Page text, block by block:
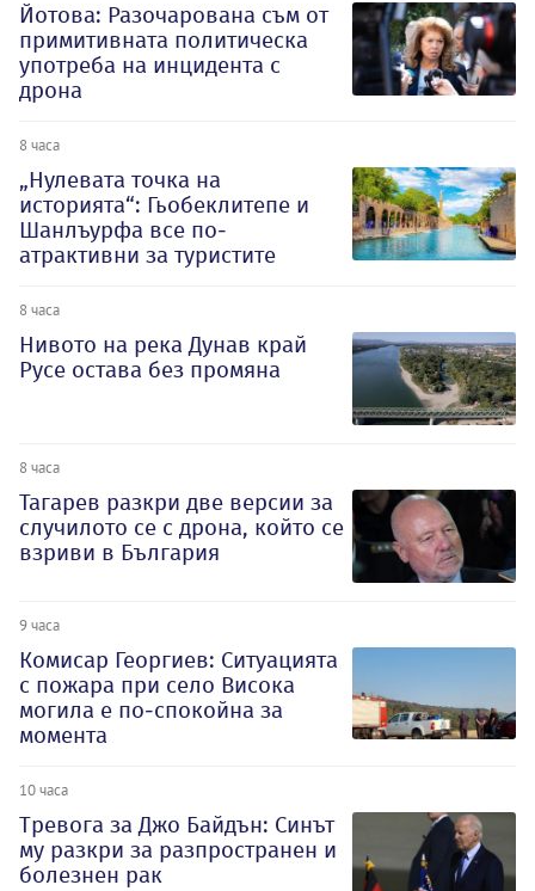
Йотова: Разочарована съм от
примитивната политическа
употреба на инцидента с
дрона
8 часа
„Нулевата точка на
историята“: Гьобеклитепе и
Шанлъурфа все по-
атрактивни за туристите
8 часа
Нивото на река Дунав край
Русе остава без промяна
8 часа
Тагарев разкри две версии за
случилото се с дрона, който се
взриви в България
9 часа
Комисар Георгиев: Ситуацията
с пожара при село Висока
могила е по-спокойна за
момента
10 часа
Тревога за Джо Байдън: Синът
му разкри за разпространен и
болезнен рак